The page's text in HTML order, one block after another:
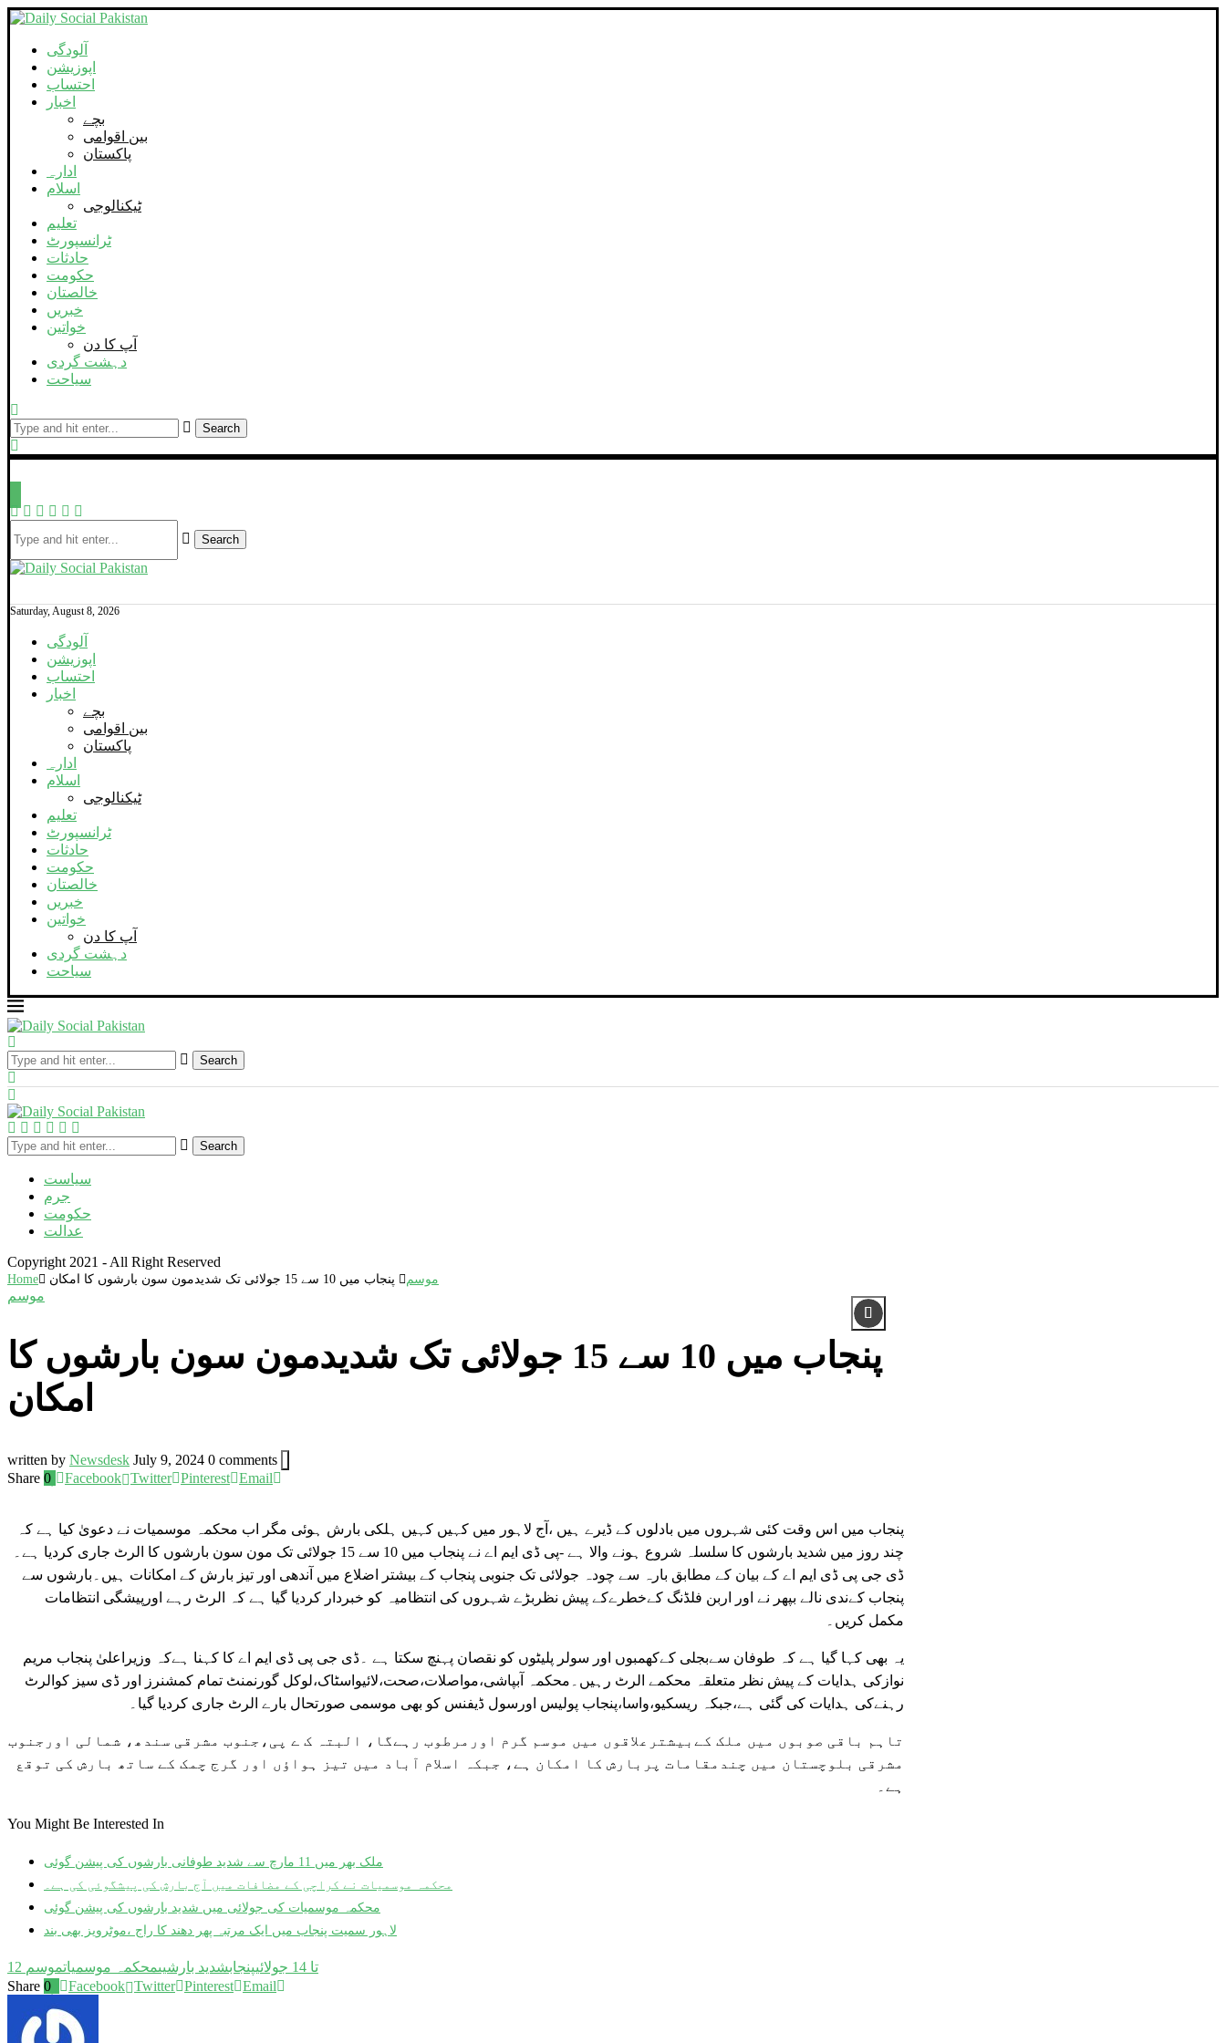
آلودگی
اپوزیشن
احتساب
اخبار
بچے
بین اقوامی
پاکستان
ادارہ
اسلام
ٹیکنالوجی
تعلیم
ٹرانسپورٹ
حادثات
حکومت
خالصتان
خبریں
خواتین
آپ کا دن
دہشت گردی
سیاحت
Search
Search
Saturday, August 8, 2026
آلودگی
اپوزیشن
احتساب
اخبار
بچے
بین اقوامی
پاکستان
ادارہ
اسلام
ٹیکنالوجی
تعلیم
ٹرانسپورٹ
حادثات
حکومت
خالصتان
خبریں
خواتین
آپ کا دن
دہشت گردی
سیاحت
Search
Search
سیاست
جرم
حکومت
عدالت
Copyright 2021 - All Right Reserved
Home موسم پنجاب میں 10 سے 15 جولائی تک شدیدمون سون بارشوں کا امکان
موسم
پنجاب میں 10 سے 15 جولائی تک شدیدمون سون بارشوں کا
امکان
written by Newsdesk July 9, 2024 0 comments
Share 0 Facebook Twitter Pinterest Email
پنجاب میں اس وقت کئی شہروں میں بادلوں کے ڈیرے ہیں ،آج لاہور میں کہیں کہیں ہلکی بارش ہوئی مگر اب محکمہ موسمیات نے دعویٰ کیا ہے کہ
چند روز میں شدید بارشوں کا سلسلہ شروع ہونے والا ہے -پی ڈی ایم اے نے پنجاب میں 10 سے 15 جولائی تک مون سون بارشوں کا الرٹ جاری کردیا ہے۔
ڈی جی پی ڈی ایم اے کے بیان کے مطابق بارہ سے چودہ جولائی تک جنوبی پنجاب کے بیشتر اضلاع میں آندھی اور تیز بارش کے امکانات ہیں۔بارشوں سے
پنجاب کےندی نالے بپھر نے اور اربن فلڈنگ کےخطرےکے پیش نظربڑے شہروں کی انتظامیہ کو خبردار کردیا گیا ہے کہ الرٹ رہے اورپیشگی انتظامات
مکمل کریں۔
یہ بھی کہا گیا ہے کہ طوفان سےبجلی کےکھمبوں اور سولر پلیٹوں کو نقصان پہنچ سکتا ہے ۔ڈی جی پی ڈی ایم اے کا کہنا ہےکہ وزیراعلیٰ پنجاب مریم
نوازکی ہدایات کے پیش نظر متعلقہ محکمے الرٹ رہیں۔محکمہ آبپاشی،مواصلات،صحت،لائیواسٹاک،لوکل گورنمنٹ تمام کمشنرز اور ڈی سیز کوالرٹ
رہنےکی ہدایات کی گئی ہے،جبکہ ریسکیو،واسا،پنجاب پولیس اورسول ڈیفنس کو بھی موسمی صورتحال بارے الرٹ جاری کردیا گیا۔
تاہم باقی صوبوں میں ملک کےبیشترعلاقوں میں موسم گرم اورمرطوب رہےگا، البتہ ک ے پی،جنوب مشرقی سندھ، شمالی اورجنوب
مشرقی بلوچستان میں چندمقامات پربارش کا امکان ہے، جبکہ اسلام آباد میں تیز ہواؤں اور گرج چمک کے ساتھ بارش کی توقع
ہے۔
You Might Be Interested In
ملک بھر میں 11 مارچ سے شدید طوفانی بارشوں کی پیشن گوئی
محکمہ موسمیات نے کراچی کے مضافات میں آج بارش کی پیشگوئی کی ہے۔
محکمہ موسمیات کی جولائی میں شدید بارشوں کی پیشن گوئی
لاہور سمیت پنجاب میں ایک مرتبہ پھر دھند کا راج ،موٹرویز بھی بند
12 تا 14 جولائی پنجابشدید بارشیںمحکمہ موسمیاتموسم
Share 0 Facebook Twitter Pinterest Email